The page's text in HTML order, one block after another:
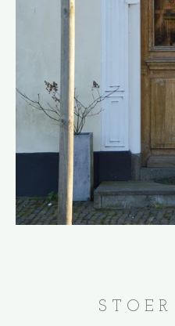
S T O E